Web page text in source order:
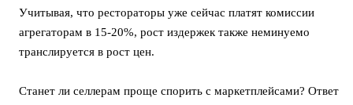
Учитывая, что рестораторы уже сейчас платят комиссии
агрегаторам в 15-20%, рост издержек также неминуемо
транслируется в рост цен.
Станет ли селлерам проще спорить с маркетплейсами? Ответ